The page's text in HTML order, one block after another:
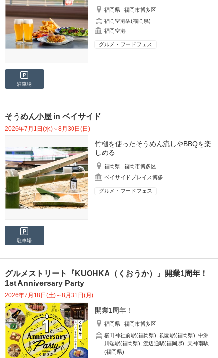
福岡県
福岡市博多区
福岡空港駅(福岡県)
福岡空港
グルメ・フードフェス
駐車場
そうめん小屋 in ベイサイド
2026年7月1日(水)～8月30日(日)
竹樋を使ったそうめん流しやBBQを楽
しめる
福岡県
福岡市博多区
ベイサイドプレイス博多
グルメ・フードフェス
駐車場
グルメストリート『KUOHKA（くおうか）』開業1周年！
1st Anniversary Party
2026年7月18日(土)～8月31日(月)
開業1周年！
福岡県
福岡市博多区
櫛田神社前駅(福岡県),祇園駅(福岡県),中洲
川端駅(福岡県),渡辺通駅(福岡県), 天神南駅
(福岡県)